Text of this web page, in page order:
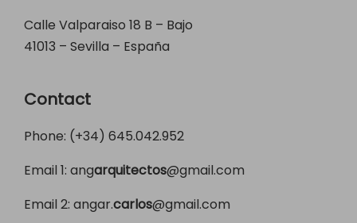
Calle Valparaiso 18 B – Bajo
41013 – Sevilla – España
Contact
Phone: (+34) 645.042.952
Email 1: angarquitectos@gmail.com
Email 2: angar.carlos@gmail.com